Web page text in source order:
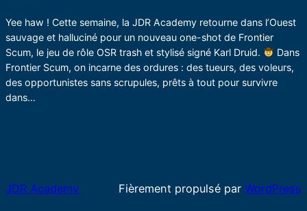
Yee haw ! Cette semaine, la JDR Academy retourne dans l’Ouest
sauvage et halluciné pour un nouveau one-shot de Frontier
Scum, le jeu de rôle OSR trash et stylisé signé Karl Druid.
Dans
Frontier Scum, on incarne des ordures : des tueurs, des voleurs,
des opportunistes sans scrupules, prêts à tout pour survivre
dans…
JDR Academy Fièrement propulsé par WordPress